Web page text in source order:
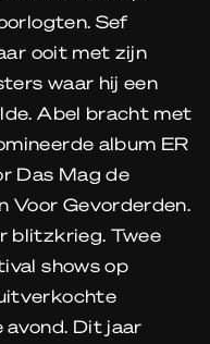
Sef
ooit met zijn
waar hij een
Abel bracht met
album ER
Das Mag de
Voor Gevorderden.
blitzkrieg. Twee
shows op
avond. Dit jaar